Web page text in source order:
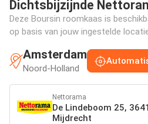
Dichtsbijzijnde
Deze Boursin roomkaas is
op basis van jouw ingestelde
Amsterdam
Noord-Holland
Nettorama
De Lindeboom 25,
Mijdrecht